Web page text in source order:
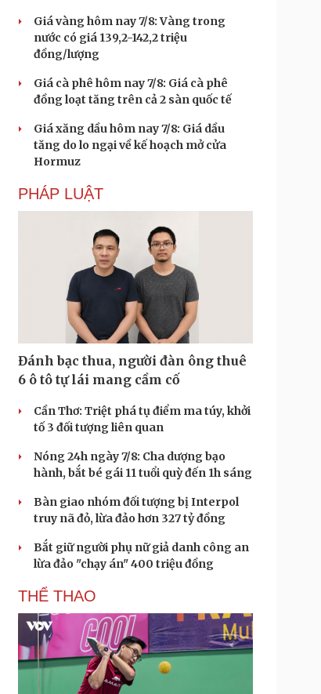
Giá vàng hôm nay 7/8: Vàng trong
nước có giá 139,2-142,2 triệu
đồng/lượng
Giá cà phê hôm nay 7/8: Giá cà phê
đồng loạt tăng trên cả 2 sàn quốc tế
Giá xăng dầu hôm nay 7/8: Giá dầu
tăng do lo ngại về kế hoạch mở cửa
Hormuz
PHÁP LUẬT
Đánh bạc thua, người đàn ông thuê
6 ô tô tự lái mang cầm cố
Cần Thơ: Triệt phá tụ điểm ma túy, khởi
tố 3 đối tượng liên quan
Nóng 24h ngày 7/8: Cha dượng bạo
hành, bắt bé gái 11 tuổi quỳ đến 1h sáng
Bàn giao nhóm đối tượng bị Interpol
truy nã đỏ, lừa đảo hơn 327 tỷ đồng
Bắt giữ người phụ nữ giả danh công an
lừa đảo "chạy án" 400 triệu đồng
THỂ THAO